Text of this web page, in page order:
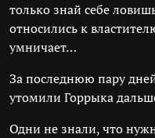
только знай себе
относились к
умничает…
За последнюю пару
утомили Горрыка
Одни не знали, что